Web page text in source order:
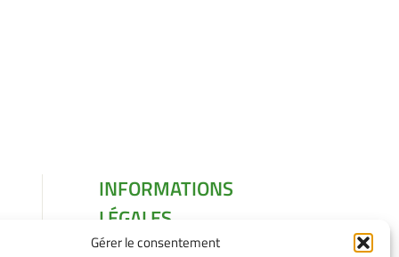
Gérer le consentement
INFORMATIONS
LÉGALES
Mentions légales